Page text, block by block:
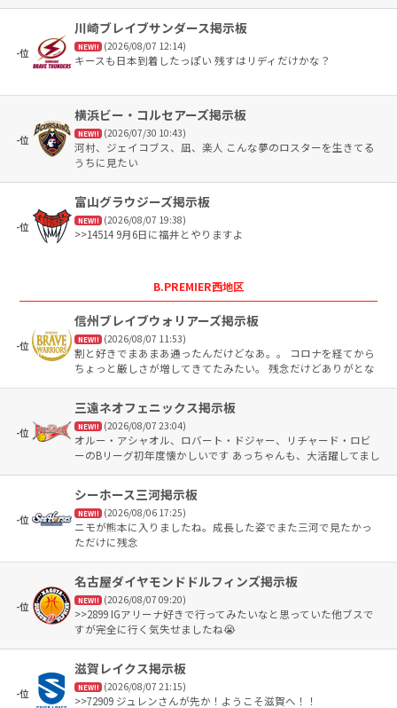
-位
川崎ブレイブサンダース掲示板
NEW!! (2026/08/07 12:14)
キースも日本到着したっぽい 残すはリディだけかな？
-位
横浜ビー・コルセアーズ掲示板
NEW!! (2026/07/30 10:43)
河村、ジェイコブス、凪、楽人 こんな夢のロスターを生きてる
うちに見たい
-位
富山グラウジーズ掲示板
NEW!! (2026/08/07 19:38)
>>14514 9月6日に福井とやりますよ
B.PREMIER西地区
-位
信州ブレイブウォリアーズ掲示板
NEW!! (2026/08/07 11:53)
割と好きでまあまあ通ったんだけどなあ。。 コロナを経てから
ちょっと厳しさが増してきてたみたい。 残念だけどありがとな
-位
三遠ネオフェニックス掲示板
NEW!! (2026/08/07 23:04)
オルー・アシャオル、ロバート・ドジャー、リチャード・ロビ
ーのBリーグ初年度懐かしいです あっちゃんも、大活躍してまし
-位
シーホース三河掲示板
NEW!! (2026/08/06 17:25)
ニモが熊本に入りましたね。成長した姿でまた三河で見たかっ
ただけに残念
-位
名古屋ダイヤモンドドルフィンズ掲示板
NEW!! (2026/08/07 09:20)
>>2899 IGアリーナ好きで行ってみたいなと思っていた他ブスで
すが完全に行く気失せましたね😭
-位
滋賀レイクス掲示板
NEW!! (2026/08/07 21:15)
>>72909 ジュレンさんが先か！ようこそ滋賀へ！！